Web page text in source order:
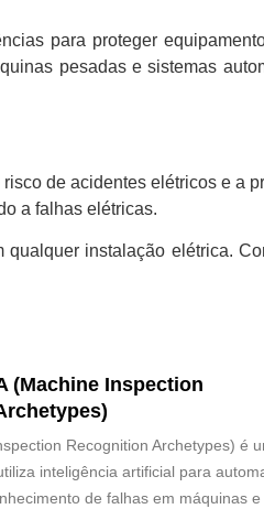
para proteger
pesadas e sistemas
de acidentes elétricos e a
a falhas elétricas.
instalação elétrica.
(Machine Inspection
Recognition Archetypes) é
inteligência artificial para
de falhas em máquinas e